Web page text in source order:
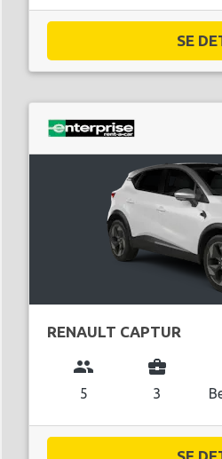
SE
RENAULT CAPTUR
group
5
business_center
3